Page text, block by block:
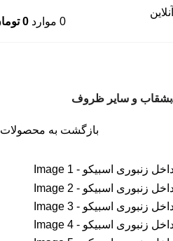
0 موارد 0
بشقاب و سایر ظروف
بازگشت به محصولات